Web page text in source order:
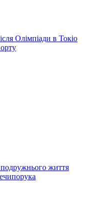
Олімпіади в Токіо
життя